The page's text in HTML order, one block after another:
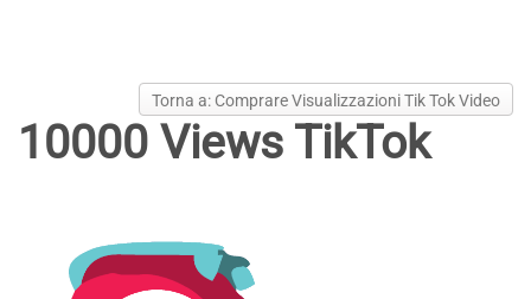
Torna a: Comprare Visualizzazioni Tik Tok Video
10000 Views TikTok